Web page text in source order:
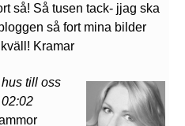
så! Så tusen tack- jjag ska
så fort mina bilder
Kramar
till oss